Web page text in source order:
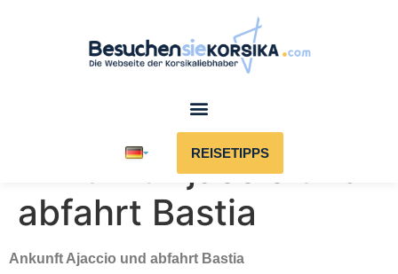
REISETIPPS
Ankunft Ajaccio und
abfahrt Bastia
Ankunft Ajaccio und abfahrt Bastia